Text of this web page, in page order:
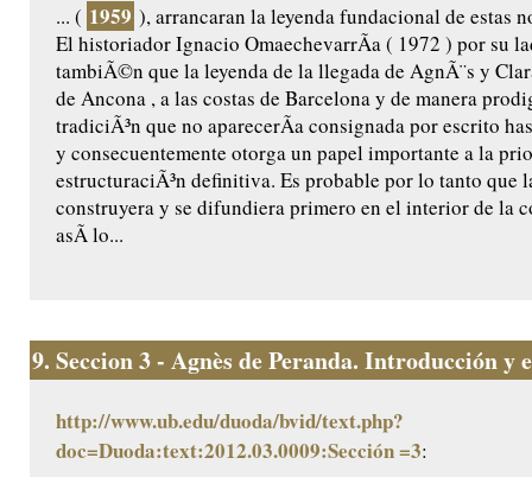
... ( 1959 ), arrancaran la leyenda fundacional de estas
El historiador Ignacio OmaechevarrÃ­a ( 1972 ) por su
tambiÃ©n que la leyenda de la llegada de AgnÃ¨s y
de Ancona , a las costas de Barcelona y de manera
tradiciÃ³n que no aparecerÃ­a consignada por escrito
y consecuentemente otorga un papel importante a la
estructuraciÃ³n definitiva. Es probable por lo tanto que
construyera y se difundiera primero en el interior de la
asÃ­ lo...
9. Seccion 3 - Agnès de Peranda. Introducción y
http://www.ub.edu/duoda/bvid/text.php?
doc=Duoda:text:2012.03.0009:Sección =3: